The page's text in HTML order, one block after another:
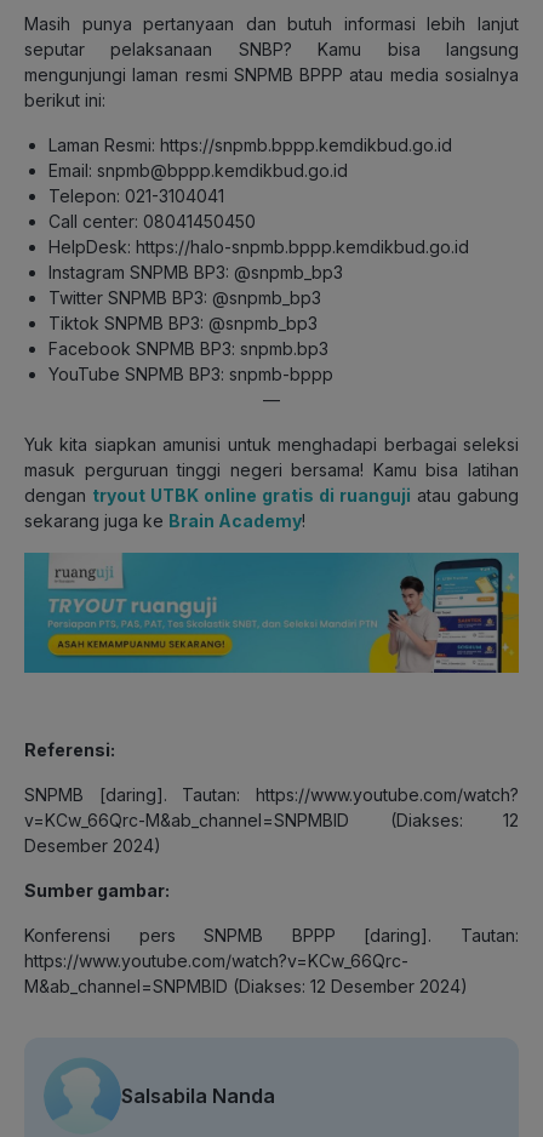
Masih punya pertanyaan dan butuh informasi lebih lanjut
seputar pelaksanaan SNBP? Kamu bisa langsung
mengunjungi laman resmi SNPMB BPPP atau media sosialnya
berikut ini:
Laman Resmi: https://snpmb.bppp.kemdikbud.go.id
Email: snpmb@bppp.kemdikbud.go.id
Telepon: 021-3104041
Call center: 08041450450
HelpDesk: https://halo-snpmb.bppp.kemdikbud.go.id
Instagram SNPMB BP3: @snpmb_bp3
Twitter SNPMB BP3: @snpmb_bp3
Tiktok SNPMB BP3: @snpmb_bp3
Facebook SNPMB BP3: snpmb.bp3
YouTube SNPMB BP3: snpmb-bppp
—
Yuk kita siapkan amunisi untuk menghadapi berbagai seleksi
masuk perguruan tinggi negeri bersama! Kamu bisa latihan
dengan tryout UTBK online gratis di ruanguji atau gabung
sekarang juga ke Brain Academy!
Referensi:
SNPMB [daring]. Tautan: https://www.youtube.com/watch?
v=KCw_66Qrc-M&ab_channel=SNPMBID (Diakses: 12
Desember 2024)
Sumber gambar:
Konferensi pers SNPMB BPPP [daring]. Tautan:
https://www.youtube.com/watch?v=KCw_66Qrc-
M&ab_channel=SNPMBID (Diakses: 12 Desember 2024)
Salsabila Nanda